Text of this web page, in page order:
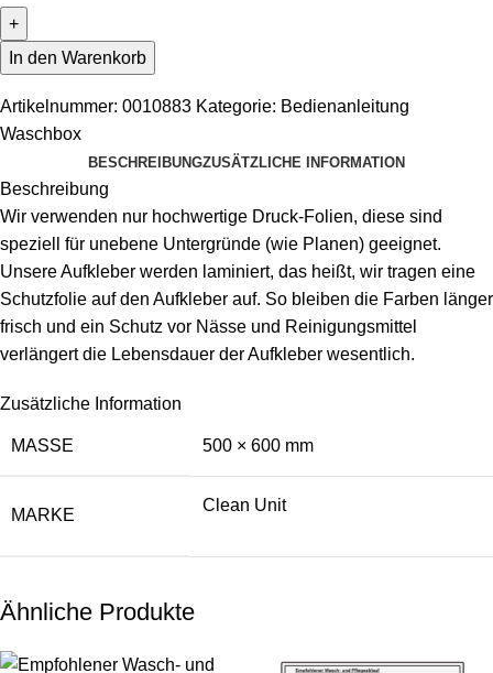
In den Warenkorb
Artikelnummer: 0010883 Kategorie: Bedienanleitung
Waschbox
BESCHREIBUNGZUSÄTZLICHE INFORMATION
Beschreibung
Wir verwenden nur hochwertige Druck-Folien, diese sind
speziell für unebene Untergründe (wie Planen) geeignet.
Unsere Aufkleber werden laminiert, das heißt, wir tragen eine
Schutzfolie auf den Aufkleber auf. So bleiben die Farben länger
frisch und ein Schutz vor Nässe und Reinigungsmittel
verlängert die Lebensdauer der Aufkleber wesentlich.
Zusätzliche Information
MASSE 500 × 600 mm
MARKE
Clean Unit
Ähnliche Produkte